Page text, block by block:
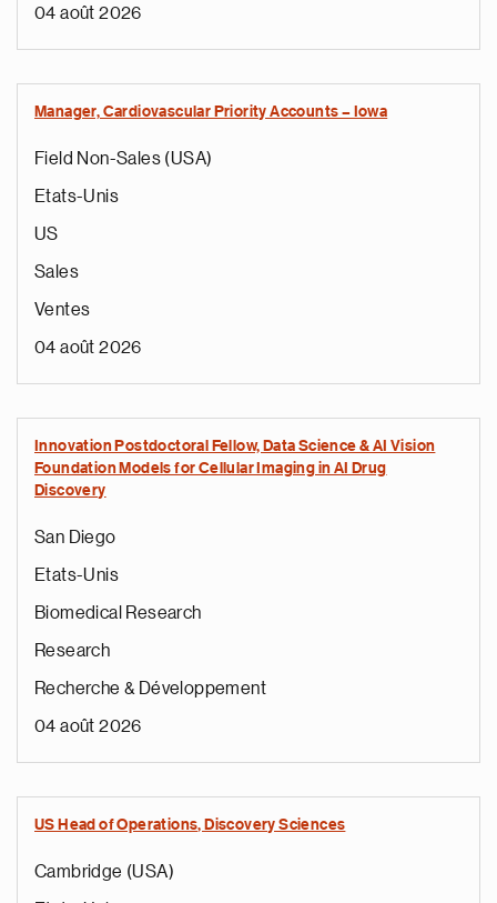
04 août 2026
Manager, Cardiovascular Priority Accounts – Iowa
Field Non-Sales (USA)
Etats-Unis
US
Sales
Ventes
04 août 2026
Innovation Postdoctoral Fellow, Data Science & AI Vision
Foundation Models for Cellular Imaging in AI Drug
Discovery
San Diego
Etats-Unis
Biomedical Research
Research
Recherche & Développement
04 août 2026
US Head of Operations, Discovery Sciences
Cambridge (USA)